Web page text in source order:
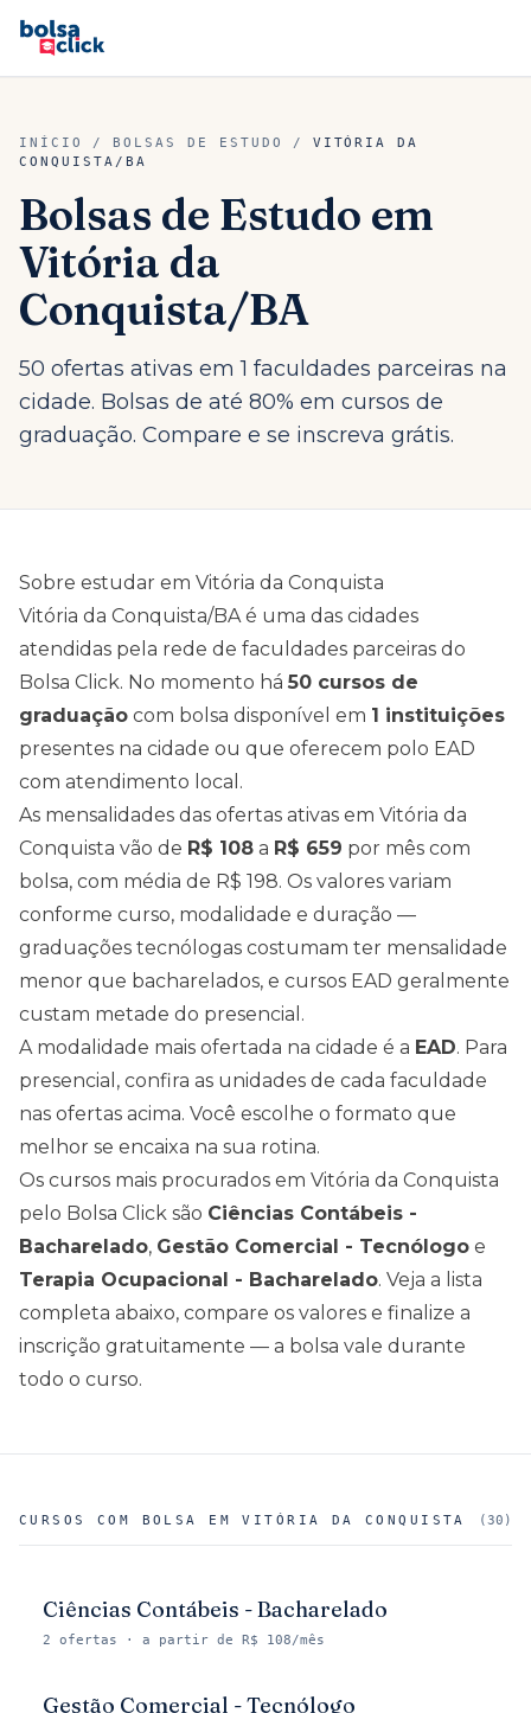
INÍCIO / BOLSAS DE ESTUDO /
VITÓRIA DA
CONQUISTA / BA
Bolsas de Estudo em
Vitória da
Conquista/BA
50 ofertas ativas em 1 faculdades parceiras na
cidade. Bolsas de até 80% em cursos de
graduação. Compare e se inscreva grátis.
Sobre estudar em Vitória da Conquista
Vitória da Conquista/BAé uma das cidades
atendidas pela rede de faculdades parceiras do
Bolsa Click. No momento há 50 cursos de
graduação com bolsa disponível em 1 instituições
presentes na cidade ou que oferecem polo EAD
com atendimento local.
As mensalidades das ofertas ativas em Vitória da
Conquista vão de R$ 108 a R$ 659 por mês com
bolsa, com média de R$ 198. Os valores variam
conforme curso, modalidade e duração —
graduações tecnólogas costumam ter mensalidade
menor que bacharelados, e cursos EAD geralmente
custam metade do presencial.
A modalidade mais ofertada na cidade é a EAD. Para
presencial, confira as unidades de cada faculdade
nas ofertas acima. Você escolhe o formato que
melhor se encaixa na sua rotina.
Os cursos mais procurados em Vitória da Conquista
pelo Bolsa Click são Ciências Contábeis -
Bacharelado, Gestão Comercial - Tecnólogo e
Terapia Ocupacional - Bacharelado. Veja a lista
completa abaixo, compare os valores e finalize a
inscrição gratuitamente — a bolsa vale durante
todo o curso.
CURSOS COM BOLSA EMVITÓRIA DA CONQUISTA (30 )
Ciências Contábeis - Bacharelado
2 ofertas · a partir de R$ 108/mês
Gestão Comercial - Tecnólogo